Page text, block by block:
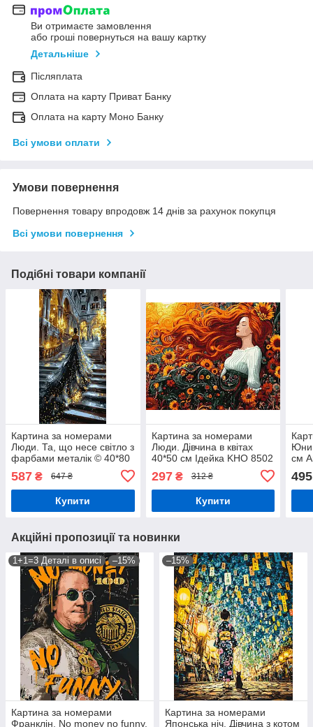
Ви отримаєте замовлення
або гроші повернуться на вашу картку
Детальніше
Післяплата
Оплата на карту Приват Банку
Оплата на карту Моно Банку
Всі умови оплати
Умови повернення
Повернення товару впродовж 14 днів за рахунок покупця
Всі умови повернення
Подібні товари компанії
Картина за номерами
Люди. Та, що несе світло з
фарбами металік © 40*80
587 ₴ 647 ₴
Купити
Картина за номерами
Люди. Дівчина в квітах
40*50 см Ідейка KHO 8502
297₴ 312 ₴
Купити
см
495
Акційні пропозиції та новинки
1+1=3 Деталі в описі –15%
Картина за номерами
Франклін. No money no funny.
–15%
Картина за номерами
Японська ніч. Дівчина з котом